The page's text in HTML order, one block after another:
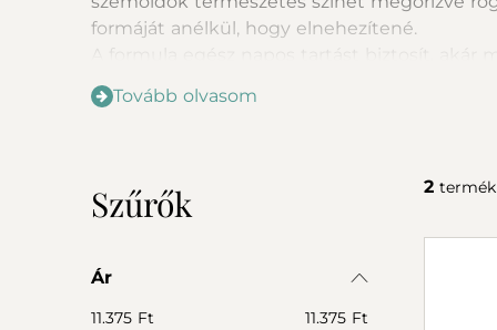
formáját anélkül, hogy elnehezítené.
megbízható, könnyen használható
Tovább olvasom
Szűrők
Ár
11.375 Ft 11.375 Ft
2 termék